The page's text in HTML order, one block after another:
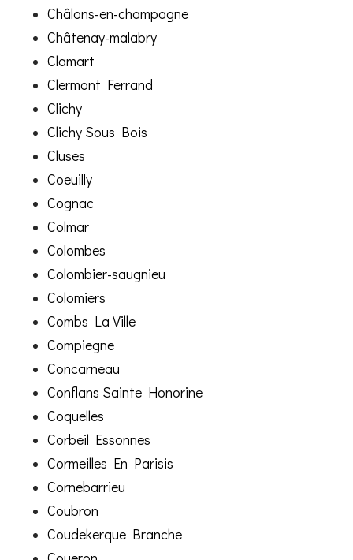
Châlons-en-champagne
Châtenay-malabry
Clamart
Clermont Ferrand
Clichy
Clichy Sous Bois
Cluses
Coeuilly
Cognac
Colmar
Colombes
Colombier-saugnieu
Colomiers
Combs La Ville
Compiegne
Concarneau
Conflans Sainte Honorine
Coquelles
Corbeil Essonnes
Cormeilles En Parisis
Cornebarrieu
Coubron
Coudekerque Branche